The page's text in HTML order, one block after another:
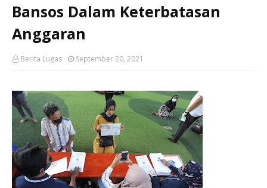
Bansos Dalam Keterbatasan
Anggaran
Berita Lugas September 20, 2021